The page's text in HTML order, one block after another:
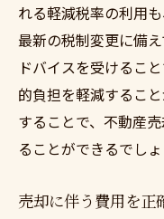
れる軽減税率の利用
最新の税制変更に備
ドバイスを受けるこ
的負担を軽減するこ
することで、不動産
ることができるでしょ
売却に伴う費用を正